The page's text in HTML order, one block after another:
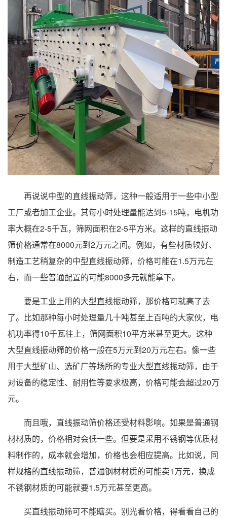
再说说中型的直线振动筛，这种一般适用于一些中小型
工厂或者加工企业。其每小时处理量能达到5-15吨，电机功
率大概在2-5千瓦，筛网面积在2-5平方米。这样的直线振动
筛价格通常在8000元到2万元之间。例如，有些材质较好、
制造工艺稍复杂的中型直线振动筛，价格可能在1.5万元左
右，而一些普通配置的可能8000多元就能拿下。
要是工业上用的大型直线振动筛，那价格可就高了去
了。比如那种每小时处理量几十吨甚至上百吨的大家伙，电
机功率得10千瓦往上，筛网面积10平方米甚至更大。这种
大型直线振动筛的价格一般在5万元到20万元左右。像一些
用于大型矿山、选矿厂等场所的专业大型直线振动筛，由于
对设备的稳定性、耐用性等要求极高，价格可能会超过20万
元。
而且哦，直线振动筛价格还受材料影响。如果是普通钢
材材质的，价格相对会低一些。但要是采用不锈钢等优质材
料制作的，成本就会增加，价格也会相应提高。比如说，同
样规格的直线振动筛，普通钢材材质的可能卖1万元，换成
不锈钢材质的可能就要1.5万元甚至更高。
买直线振动筛可不能瞎买。别光看价格，得看看自己的